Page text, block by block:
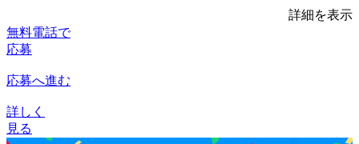
詳細を表示
無料電話で
応募
応募へ進む
詳しく
見る